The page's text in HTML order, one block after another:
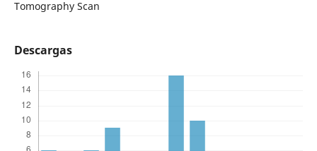
Tomography Scan
Descargas